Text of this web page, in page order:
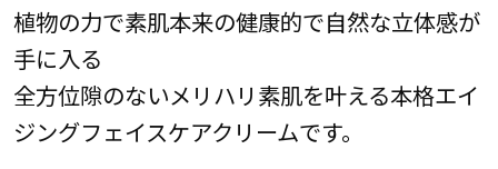
植物の力で素肌本来の健康的で自然な立体感が
手に入る
全方位隙のないメリハリ素肌を叶える本格エイ
ジングフェイスケアクリームです。